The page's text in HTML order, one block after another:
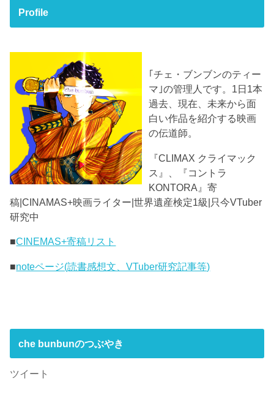
Profile
｢チェ・ブンブンのティー
マ｣の管理人です。1日1本
過去、現在、未来から面
白い作品を紹介する映画
の伝道師。
『CLIMAX クライマック
ス』、『コントラ
KONTORA』寄
稿|CINAMAS+映画ライター|世界遺産検定1級|只今VTuber
研究中
■CINEMAS+寄稿リスト
■noteページ(読書感想文、VTuber研究記事等)
che bunbunのつぶやき
ツイート